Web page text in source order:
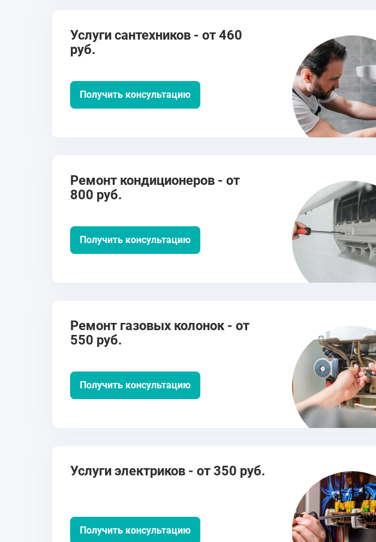
Услуги сантехников - от 460
руб.
Получить консультацию
Ремонт кондиционеров - от
800 руб.
Получить консультацию
Ремонт газовых колонок - от
550 руб.
Получить консультацию
Услуги электриков - от 350 руб.
Получить консультацию